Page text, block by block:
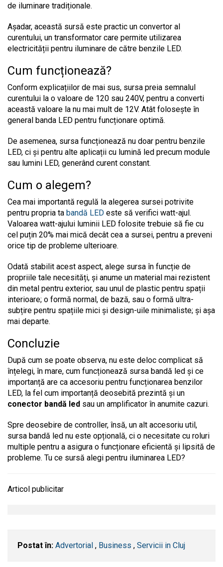
de iluminare tradiționale.
Așadar, această sursă este practic un convertor al
curentului, un transformator care permite utilizarea
electricității pentru iluminare de către benzile LED.
Cum funcționează?
Conform explicațiilor de mai sus, sursa preia semnalul
curentului la o valoare de 120 sau 240V, pentru a converti
această valoare la nu mai mult de 12V. Atât folosește în
general banda LED pentru funcționare optimă.
De asemenea, sursa funcționează nu doar pentru benzile
LED, ci și pentru alte aplicații cu lumină led precum module
sau lumini LED, generând curent constant.
Cum o alegem?
Cea mai importantă regulă la alegerea sursei potrivite
pentru propria ta bandă LED este să verifici watt-ajul.
Valoarea watt-ajului luminii LED folosite trebuie să fie cu
cel puțin 20% mai mică decât cea a sursei, pentru a preveni
orice tip de probleme ulterioare.
Odată stabilit acest aspect, alege sursa în funcție de
propriile tale necesități, și anume un material mai rezistent
din metal pentru exterior, sau unul de plastic pentru spații
interioare; o formă normal, de bază, sau o formă ultra-
subțire pentru spațiile mici și design-uile minimaliste; și așa
mai departe.
Concluzie
După cum se poate observa, nu este deloc complicat să
înțelegi, în mare, cum funcționează sursa bandă led și ce
importanță are ca accesoriu pentru funcționarea benzilor
LED, la fel cum importanță deosebită prezintă și un
conector bandă led sau un amplificator în anumite cazuri.
Spre deosebire de controller, însă, un alt accesoriu util,
sursa bandă led nu este opțională, ci o necesitate cu roluri
multiple pentru a asigura o funcționare eficientă și lipsită de
probleme. Tu ce sursă alegi pentru iluminarea LED?
Articol publicitar
Postat în: Advertorial , Business , Servicii in Cluj